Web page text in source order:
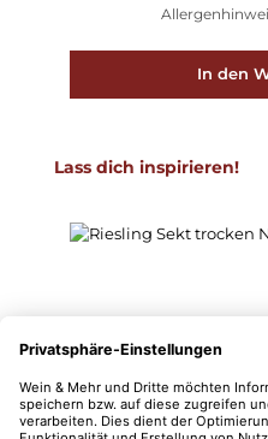
In den
Produktgalerie
Lass dich inspirieren!